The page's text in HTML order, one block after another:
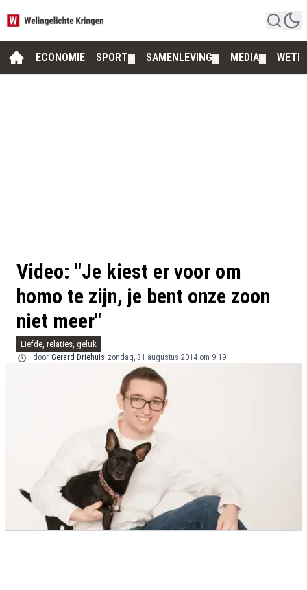
ECONOMIE SPORT SAMENLEVING MEDIA
Video: "Je kiest er voor om
homo te zijn, je bent onze zoon
niet meer"
Liefde, relaties, geluk
door Gerard Driehuis zondag, 31 augustus 2014 om 9:19